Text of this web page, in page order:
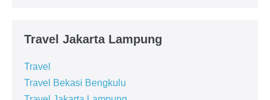
Travel Jakarta Lampung
Travel
Travel Bekasi Bengkulu